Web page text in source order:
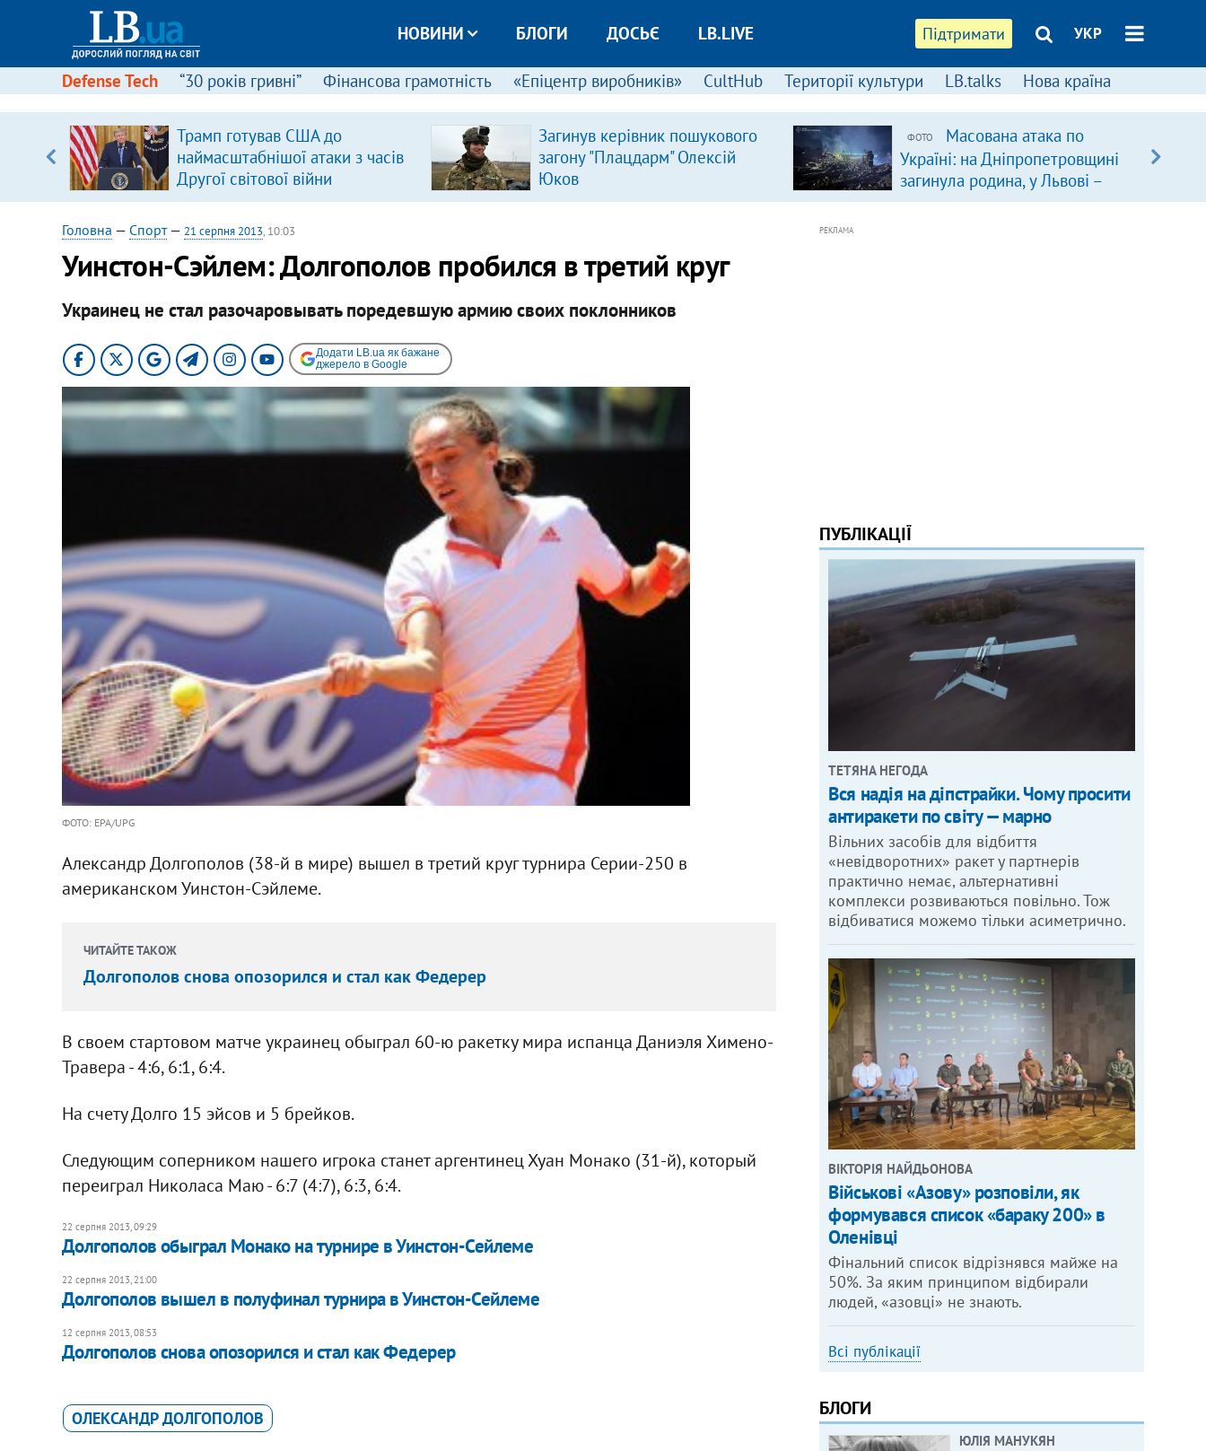
Підтримати УКР
НОВИНИ БЛОГИ ДОСЬЄ LB.LIVE
Defense Tech “30 років гривні” Фінансова грамотність «Епіцентр виробників» CultHub Території культури LB.talks Нова країна
Трамп готував США до
наймасштабнішої атаки з часів
Другої світової війни
Загинув керівник пошукового
загону "Плацдарм" Олексій
Юков
ФОТО
Масована атака по
Україні: на Дніпропетровщині
загинула родина, у Львові –
удар по багатоповерхівках
Головна — Спорт— 21 серпня 2013, 10:03
Уинстон-Сэйлем: Долгополов пробился в третий круг
Украинец не стал разочаровывать поредевшую армию своих поклонников
Додати LB.ua як бажане
джерело в Google
ФОТО: EPA/UPG
Александр Долгополов (38-й в мире) вышел в третий круг турнира Серии-250 в
американском Уинстон-Сэйлеме.
ЧИТАЙТЕ ТАКОЖ
Долгополов снова опозорился и стал как Федерер
В своем стартовом матче украинец обыграл 60-ю ракетку мира испанца Даниэля Химено-
Травера - 4:6, 6:1, 6:4.
На счету Долго 15 эйсов и 5 брейков.
Следующим соперником нашего игрока станет аргентинец Хуан Монако (31-й), который
переиграл Николаса Маю - 6:7 (4:7), 6:3, 6:4.
22 серпня 2013, 09:29
Долгополов обыграл Монако на турнире в Уинстон-Сейлеме
22 серпня 2013, 21:00
Долгополов вышел в полуфинал турнира в Уинстон-Сейлеме
12 серпня 2013, 08:53
Долгополов снова опозорился и стал как Федерер
ОЛЕКСАНДР ДОЛГОПОЛОВ
РЕКЛАМА
ПУБЛІКАЦІЇ
ТЕТЯНА НЕГОДА
Вся надія на діпстрайки. Чому просити
антиракети по світу — марно
Вільних засобів для відбиття
«невідворотних» ракет у партнерів
практично немає, альтернативні
комплекси розвиваються повільно. Тож
відбиватися можемо тільки асиметрично.
ВІКТОРІЯ НАЙДЬОНОВА
Військові «Азову» розповіли, як
формувався список «бараку 200» в
Оленівці
Фінальний список відрізнявся майже на
50%. За яким принципом відбирали
людей, «азовці» не знають.
Всі публікації
БЛОГИ
ЮЛІЯ МАНУКЯН